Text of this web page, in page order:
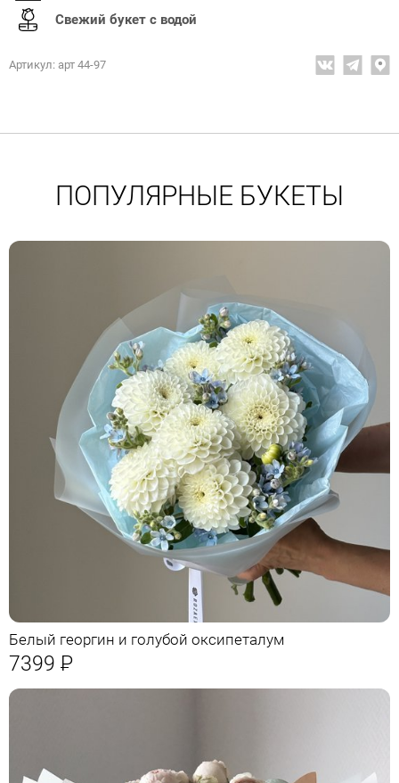
Свежий букет с водой
Артикул: арт 44-97
ПОПУЛЯРНЫЕ БУКЕТЫ
Белый георгин и голубой оксипеталум
7399 Р